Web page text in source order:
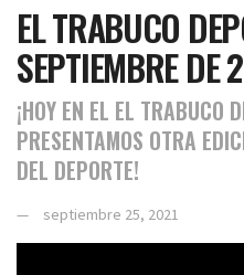
EL TRABUCO
SEPTIEMBRE DE
¡HOY EN EL EL TRABUCO
PRESENTAMOS OTRA
DEL DEPORTE!
septiembre 25, 2021